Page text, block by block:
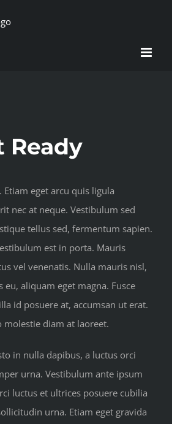
Ready
Etiam eget arcu quis ligula
nec at neque. Vestibulum sed
tellus sed, fermentum sapien.
est in porta. Mauris
vel venenatis. Nulla mauris nisl,
aliquam eget magna. Fusce
id posuere at, accumsan ut erat.
molestie diam at laoreet.
in nulla dapibus, a luctus orci
urna. Vestibulum ante ipsum
luctus et ultrices posuere cubilia
urna. Etiam eget gravida